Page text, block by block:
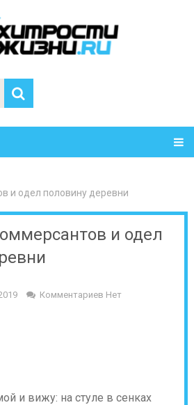
и одел половину деревни
и одел
Комментариев Нет
и вижу: на стуле в сенках